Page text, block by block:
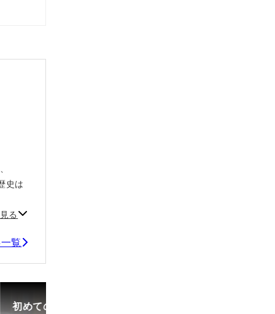
史は
る
覧
初めての中古車選び、購入時の流れや必要な書類などに